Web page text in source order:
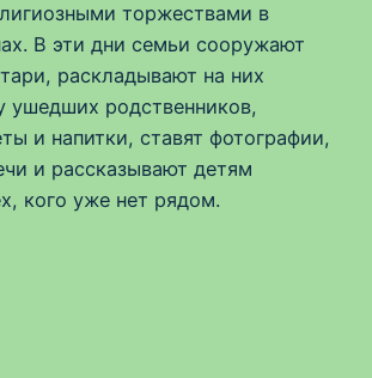
торжествами в
В эти дни семьи сооружают
раскладывают на них
родственников,
и напитки, ставят фотографии,
и рассказывают детям
кого уже нет рядом.